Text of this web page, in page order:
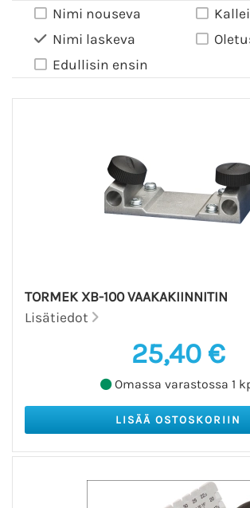
Nimi nouseva
Nimi laskeva
Edullisin ensin
TORMEK XB-100 VAAKAKIINNITIN
Lisätiedot
25,40 €
Omassa varastossa 1